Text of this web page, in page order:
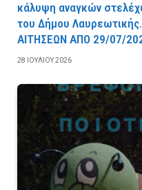
κάλυψη αναγκών
του Δήμου
AITHΣEΩN AΠO 29/07/
28 ΙΟΥΛΊΟΥ 2026